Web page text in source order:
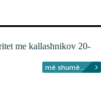
me kallashnikov 20-
më shumë...